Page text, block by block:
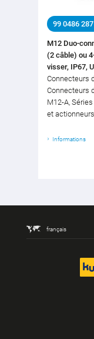
99 0486
M12 Duo-
(2 câble) ou
visser, IP67,
Connecteurs
Connecteurs
M12-A,
et actionneurs
Informations
français